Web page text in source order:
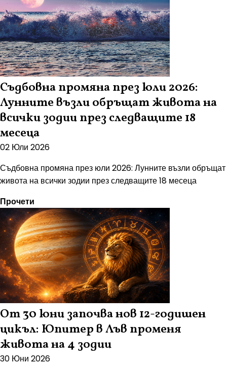
Съдбовна промяна през юли 2026:
Лунните възли обръщат живота на
всички зодии през следващите 18
месеца
02 Юли 2026
Съдбовна промяна през юли 2026: Лунните възли обръщат
живота на всички зодии през следващите 18 месеца
Прочети
От 30 юни започва нов 12-годишен
цикъл: Юпитер в Лъв променя
живота на 4 зодии
30 Юни 2026